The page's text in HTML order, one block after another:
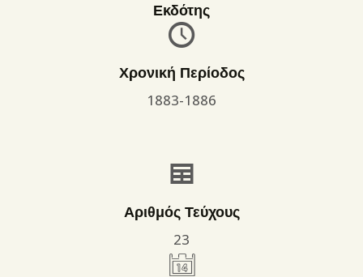
Εκδότης
Χρονική Περίοδος
1883-1886
Αριθμός Τεύχους
23